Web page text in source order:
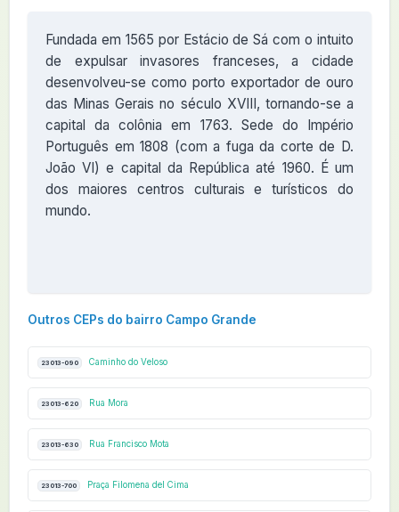
Fundada em 1565 por Estácio de Sá com o intuito
de expulsar invasores franceses, a cidade
desenvolveu-se como porto exportador de ouro
das Minas Gerais no século XVIII, tornando-se a
capital da colônia em 1763. Sede do Império
Português em 1808 (com a fuga da corte de D.
João VI) e capital da República até 1960. É um
dos maiores centros culturais e turísticos do
mundo.
Outros CEPs do bairro Campo Grande
23013-090 Caminho do Veloso
23013-620 Rua Mora
23013-630 Rua Francisco Mota
23013-700 Praça Filomena del Cima